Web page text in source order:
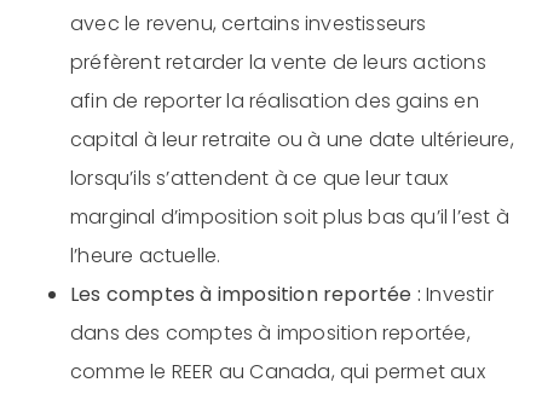
avec le revenu, certains investisseurs
préfèrent retarder la vente de leurs actions
afin de reporter la réalisation des gains en
capital à leur retraite ou à une date ultérieure,
lorsqu’ils s’attendent à ce que leur taux
marginal d’imposition soit plus bas qu’il l’est à
l’heure actuelle.
Les comptes à imposition reportée : Investir
dans des comptes à imposition reportée,
comme le REER au Canada, qui permet aux